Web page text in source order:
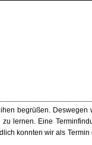
begrüßen. Deswegen
lernen. Eine
konnten wir als Termin